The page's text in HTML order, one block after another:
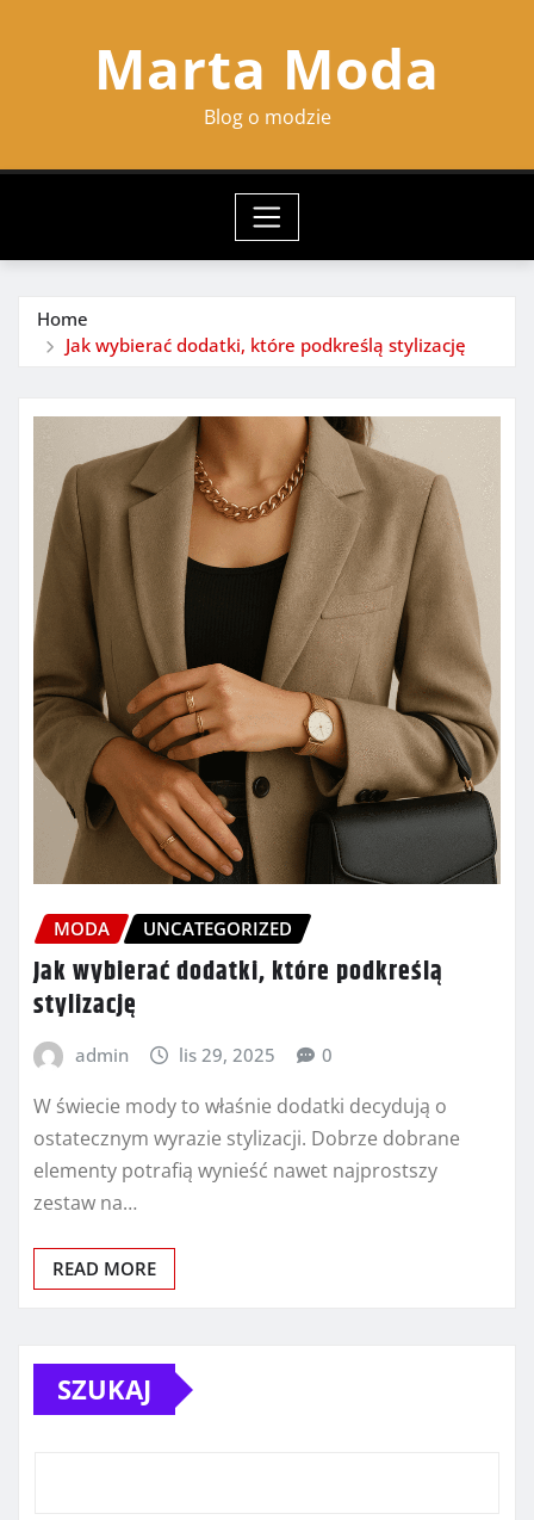
Marta Moda
Blog o modzie
Home
Jak wybierać dodatki, które podkreślą stylizację
MODA UNCATEGORIZED
Jak wybierać dodatki, które podkreślą
stylizację
admin lis 29, 2025 0
W świecie mody to właśnie dodatki decydują o
ostatecznym wyrazie stylizacji. Dobrze dobrane
elementy potrafią wynieść nawet najprostszy
zestaw na…
READ MORE
SZUKAJ